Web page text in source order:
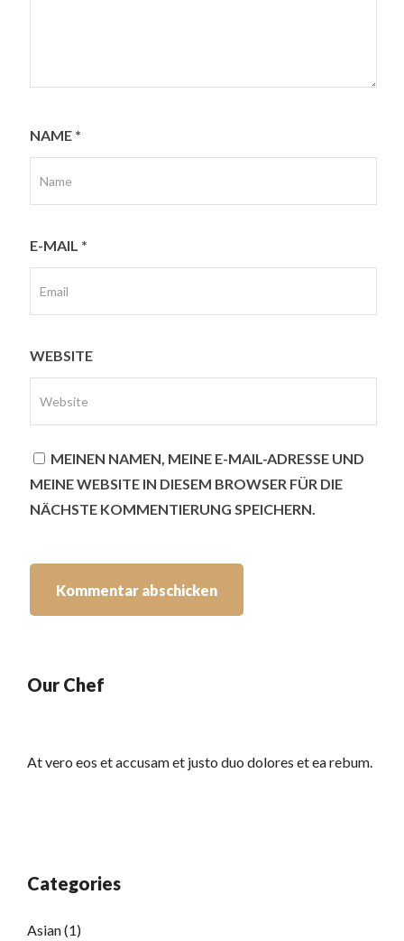
NAME *
E-MAIL *
WEBSITE
MEINEN NAMEN, MEINE E-MAIL-ADRESSE UND
MEINE WEBSITE IN DIESEM BROWSER FÜR DIE
NÄCHSTE KOMMENTIERUNG SPEICHERN.
Our Chef
At vero eos et accusam et justo duo dolores et ea rebum.
Categories
Asian(1)